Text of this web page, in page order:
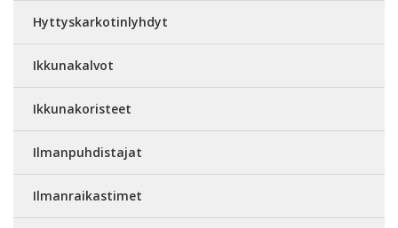
Hyttyskarkotinlyhdyt
Ikkunakalvot
Ikkunakoristeet
Ilmanpuhdistajat
Ilmanraikastimet